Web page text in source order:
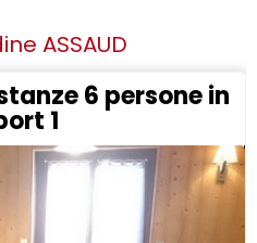
ASSAUD
6 persone in
1